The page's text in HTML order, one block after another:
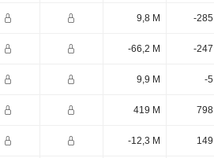
9,8 M -285
-66,2 M -247
9,9 M -5
419 M 798
-12,3 M 149